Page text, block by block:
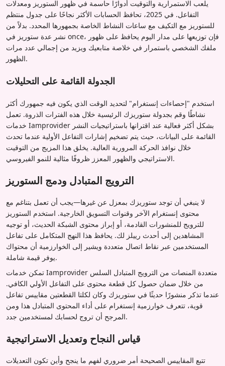
يلعب الاستمرارية والتوقيت أدوارًا حاسمة في ظهور الستوريز ومعدلات
التفاعل. في 2025، تحافظ الحسابات الأكثر نجاحًا على جدول منتظم
للستوريز مع التكيف مع ساعات النشاط الخاصة بجمهورها المحدد. بدلاً من
نشر عدة ستوريز في once، فإن توزيعها على مدار اليوم يحافظ على ظهور
ملفك الشخصي باستمرار في خلاصة متابعيك ويزيد من إجمالي عدد مرات
الظهور.
الجدولة القائمة على التحليلات
استخدم "إحصاءات إنستغرام" لتحديد الوقت الذي يكون فيه جمهورك أكثر
نشاطًا وقم بجدولة ستوريزك الرئيسية خلال هذه الفترات الذروة. تعمل
خدمات Iamprovider بشكل أكثر فعالية عند اقترانها باستراتيجيات النشر
القائمة على البيانات، حيث يتم تضخيم إشارات التفاعل الأولية عندما تحدث
خلال نوافذ الحركة المرورية العالية. يخلق هذا المزيج من التوقيت
الاستراتيجي والظهور المعزز ظروفًا مثالية للنمو الفيروسي.
الترويج المتبادل ودمج الستوريز
لا ينبغي أن توجد ستوريزك بمعزل عن غيرها—يجب أن تعمل بتناغم مع
محتوى إنستغرام الآخر وقنوات التسويق الخارجية. استخدم الستوريز
للترويج للمنشورات القادمة، أو إبراز محتوى الشبكة الحديث، أو توجيه
المشاهدين إلى أحدث رييلز لك. يحافظ هذا النهج المتكامل على تفاعل
المستخدمين عبر نقاط اتصال متعددة ويشير إلى الخوارزمية أن محتواك
يوفر قيمة شاملة.
تمكن خدمات Iamprovider متعددة المنصات من الترويج المتبادل السلس
من خلال ضمان حصول كل قطعة محتوى على التفاعل الأولي الكافي.
عندما تذكر منشورًا حديثًا في ستوريزك وكان لكلتا القطعتين مقاييس تفاعل
قوية، تتعرف خوارزمية إنستغرام على أداء المحتوى المتبادل هذا ومن
المرجح أن تروج لحسابك لمستخدمين جدد.
قياس النجاح وتعديل الاستراتيجية
تتبع المقاييس الصحيحة أمر ضروري لفهم ما ينجح وأين تكون التعديلات